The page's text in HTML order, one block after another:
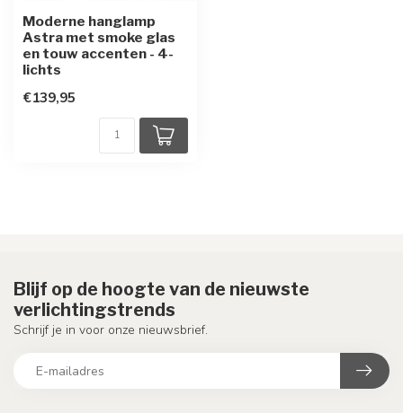
Moderne hanglamp
Astra met smoke glas
en touw accenten - 4-
lichts
€139,95
Blijf op de hoogte van de nieuwste
verlichtingstrends
Schrijf je in voor onze nieuwsbrief.